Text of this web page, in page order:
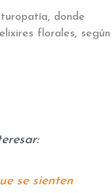
donde
florales, según
se sienten